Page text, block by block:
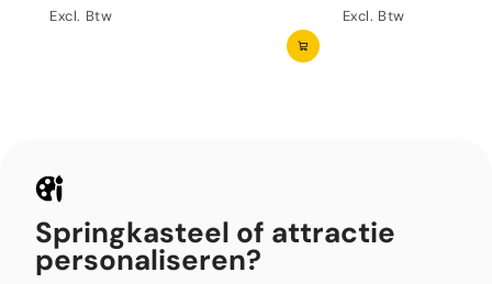
Excl. Btw Excl. Btw
Springkasteel of attractie
personaliseren?